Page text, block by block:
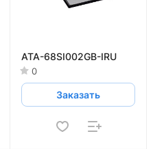
ATA-68SI002GB-IRU
0
Заказать